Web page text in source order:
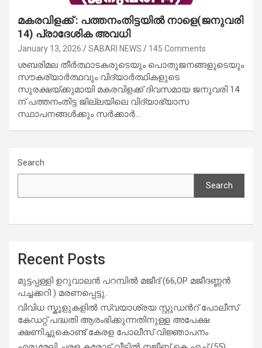
മകരവിളക്ക് : പത്തനംതിട്ടയിൽ നാളെ(ജനുവരി
14) പ്രാദേശിക അവധി
January 13, 2026 SABARI NEWS 145 Comments
ശബരിമല തീർത്ഥാടകരുടെയും പൊതുജനങ്ങളുടെയും
സൗകര്യാർത്ഥവും വിദ്യാർത്ഥികളുടെ
സുരക്ഷയ്ക്കുമായി മകരവിളക്ക് ദിവസമായ ജനുവരി 14
ന് പത്തനംതിട്ട ജില്ലയിലെ വിദ്യാഭ്യാസ
സ്ഥാപനങ്ങൾക്കും സർക്കാർ…
Search
Search
Recent Posts
മുട്ടപ്പള്ളി ഉറുവാലൻ പറമ്പിൽ മജീദ് (66,OP മജീദണ്ണൻ
പച്ചക്കറി ) മരണപ്പെട്ടു..
വിവിധ സ്കൂളുകളില്‍ സ്വയാശ്രയ സ്റ്റുഡന്‍റ് പോലീസ്
കേഡറ്റ് പദ്ധതി ആരംഭിക്കുന്നതിനുള്ള അപേക്ഷ
ക്ഷണിച്ചുകൊണ്ട് കേരള പോലീസ് വിജ്ഞാപനം